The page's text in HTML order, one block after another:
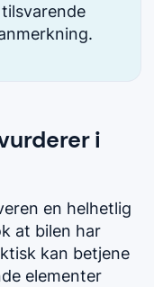
i
en helhetlig
at bilen har
kan betjene
elementer